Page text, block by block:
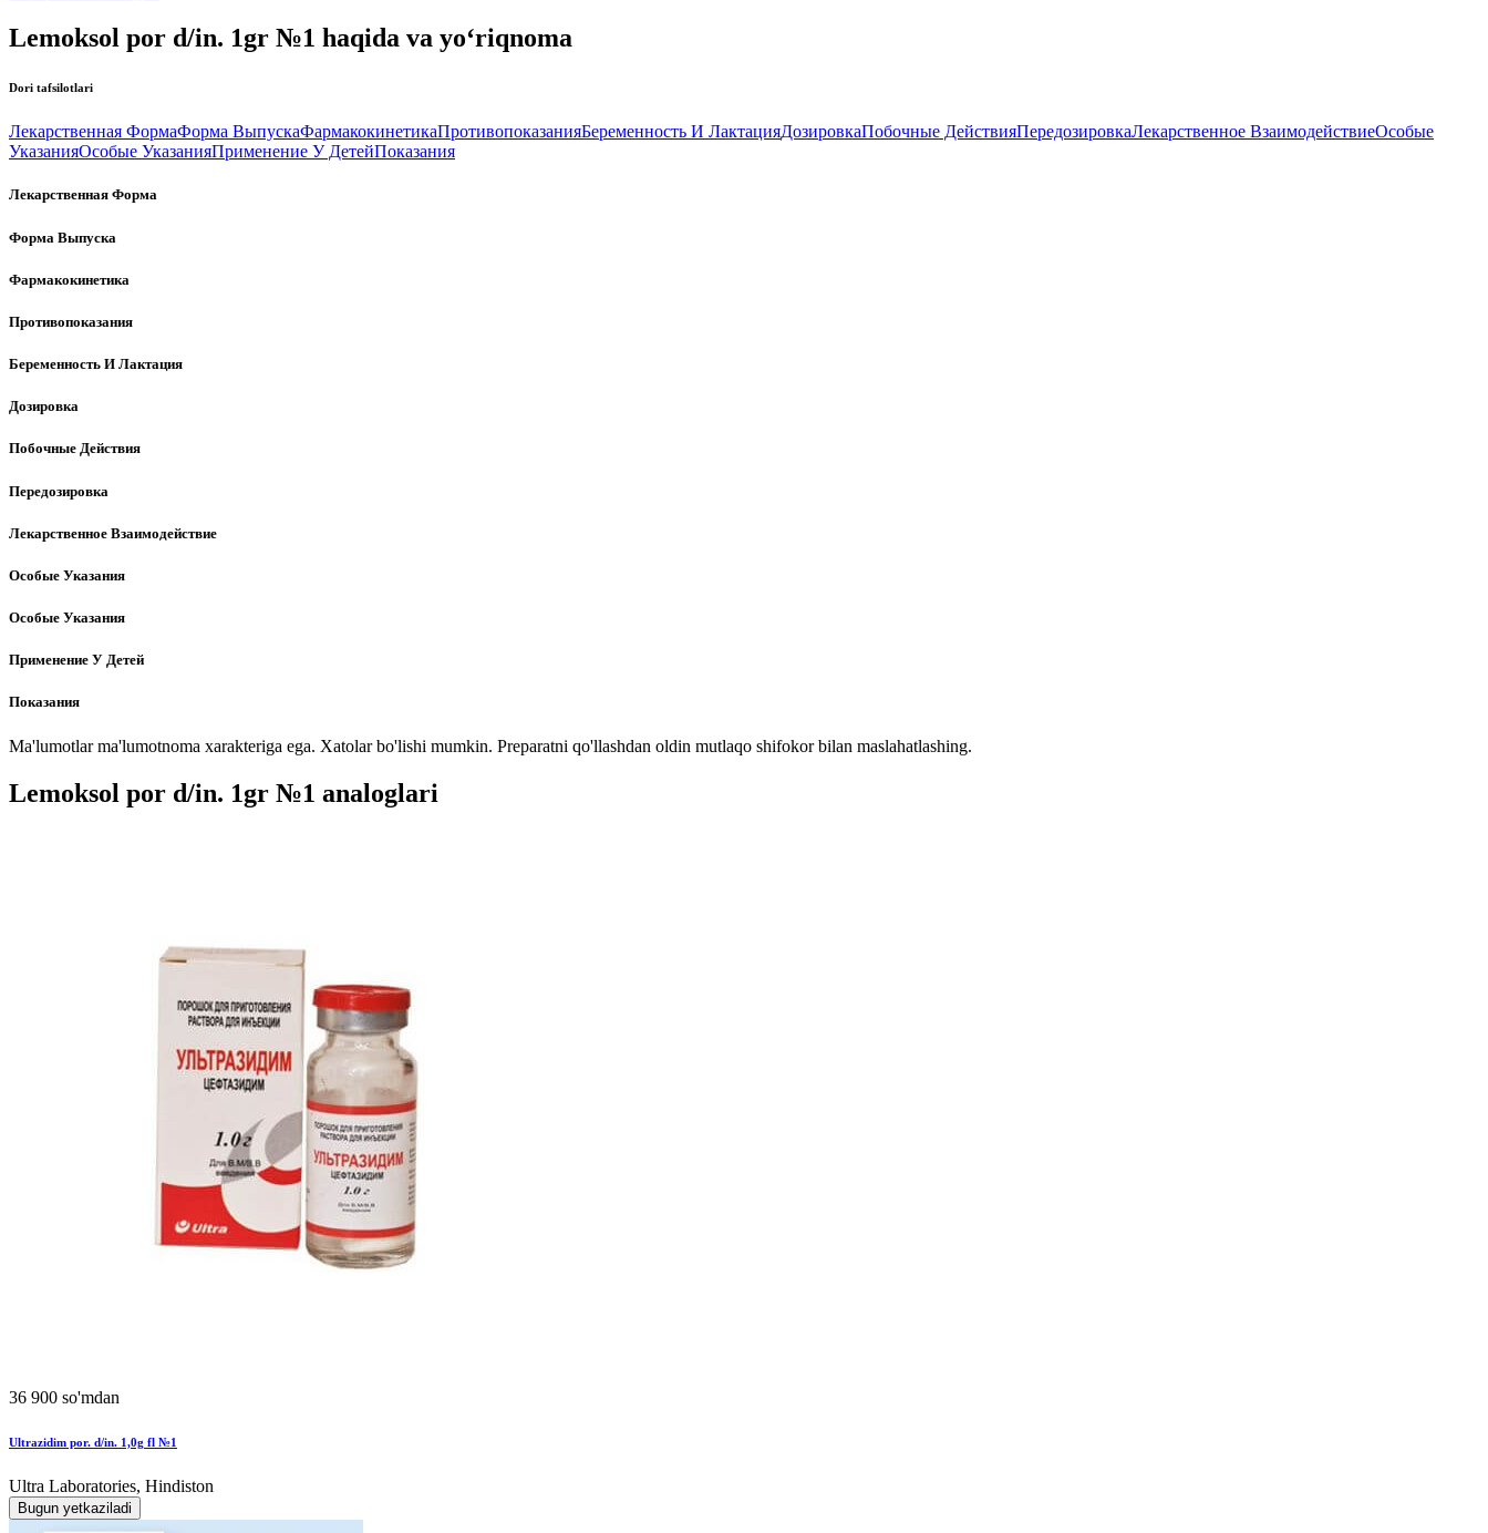
Lemoksol por d/in. 1gr №1 haqida va yo‘riqnoma
Dori tafsilotlari
Лекарственная ФормаФорма ВыпускаФармакокинетикаПротивопоказанияБеременность И ЛактацияДозировкаПобочные ДействияПередозировкаЛекарственное ВзаимодействиеОсобые
УказанияОсобые УказанияПрименение У ДетейПоказания
Лекарственная Форма
Форма Выпуска
Фармакокинетика
Противопоказания
Беременность И Лактация
Дозировка
Побочные Действия
Передозировка
Лекарственное Взаимодействие
Особые Указания
Особые Указания
Применение У Детей
Показания
Ma'lumotlar ma'lumotnoma xarakteriga ega. Xatolar bo'lishi mumkin. Preparatni qo'llashdan oldin mutlaqo shifokor bilan maslahatlashing.
Lemoksol por d/in. 1gr №1 analoglari
36 900 so'mdan
Ultrazidim por. d/in. 1,0g fl №1
Ultra Laboratories, Hindiston
Bugun yetkaziladi